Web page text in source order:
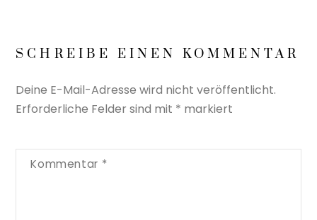
SCHREIBE EINEN KOMMENTAR
Deine E-Mail-Adresse wird nicht veröffentlicht.
Erforderliche Felder sind mit * markiert
Kommentar *